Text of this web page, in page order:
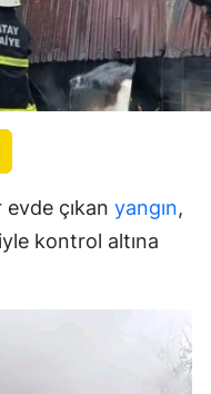
çıkan yangın,
kontrol altına